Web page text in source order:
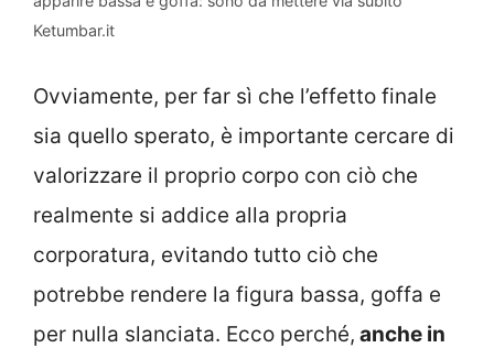
Ketumbar.it
Ovviamente, per far sì che l’effetto finale
sia quello sperato, è importante cercare di
valorizzare il proprio corpo con ciò che
realmente si addice alla propria
corporatura, evitando tutto ciò che
potrebbe rendere la figura bassa, goffa e
per nulla slanciata. Ecco perché, anche in